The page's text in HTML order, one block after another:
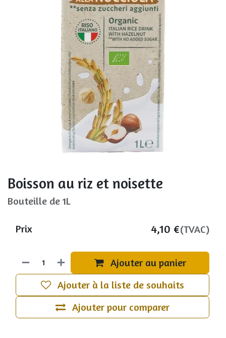
Boisson au riz et noisette
Bouteille de 1L
Ajouter au panier
Ajouter pour comparer
Ajouter à la liste de souhaits
Prix 4,10 €(TVAC)